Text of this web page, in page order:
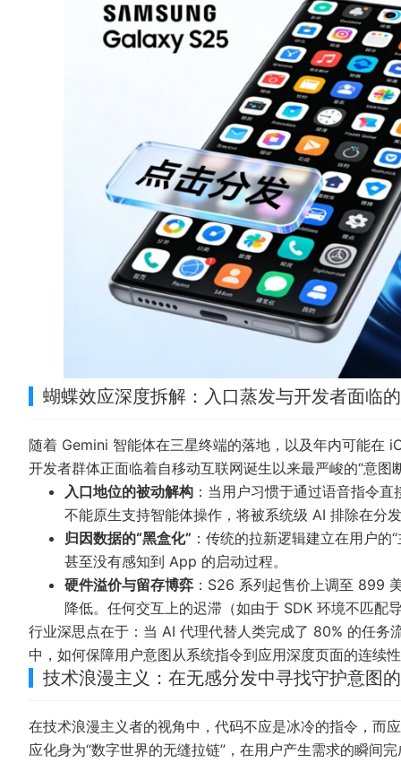
蝴蝶效应深度拆解：入口蒸发与开发者面临
随着 Gemini 智能体在三星终端的落地，以及年内可能在
开发者群体正面临着自移动互联网诞生以来最严峻的“意图
入口地位的被动解构 ：当用户习惯于通过语音指令
不能原生支持智能体操作，将被系统级 AI 排除在分
归因数据的“黑盒化” ：传统的拉新逻辑建立在用户的
甚至没有感知到 App 的启动过程。
硬件溢价与留存博弈 ：S26 系列起售价上调至 899
降低。任何交互上的迟滞（如由于 SDK 环境不匹配
行业深思点在于：当 AI 代理代替人类完成了 80% 的任务
中，如何保障用户意图从系统指令到应用深度页面的连
技术浪漫主义：在无感分发中寻找守护意图
在技术浪漫主义者的视角中，代码不应是冰冷的指令，而
应化身为“数字世界的无缝拉链”，在用户产生需求的瞬间